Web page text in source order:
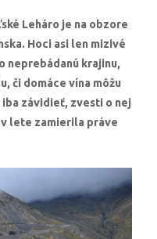
Leháro je na obzore
Hoci asi len mizivé
neprebádanú krajinu,
či domáce vína môžu
závidieť, zvesti o nej
v lete zamierila práve